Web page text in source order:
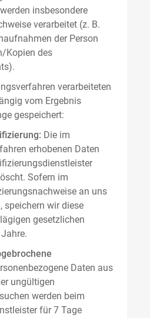
insbesondere
verarbeitet (z. B.
der Person
Kopien des
verarbeiteten
vom Ergebnis
gespeichert:
Die im
erhobenen Daten
Sofern im
an uns
speichern wir diese
gesetzlichen
Daten aus
ungültigen
werden beim
für 7 Tage